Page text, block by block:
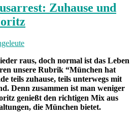
Zuhause und
raus, doch normal ist das Leben
unsere Rubrik “München hat
teils zuhause, teils unterwegs mit
Denn zusammen ist man weniger
genießt den richtigen Mix aus
die München bietet.